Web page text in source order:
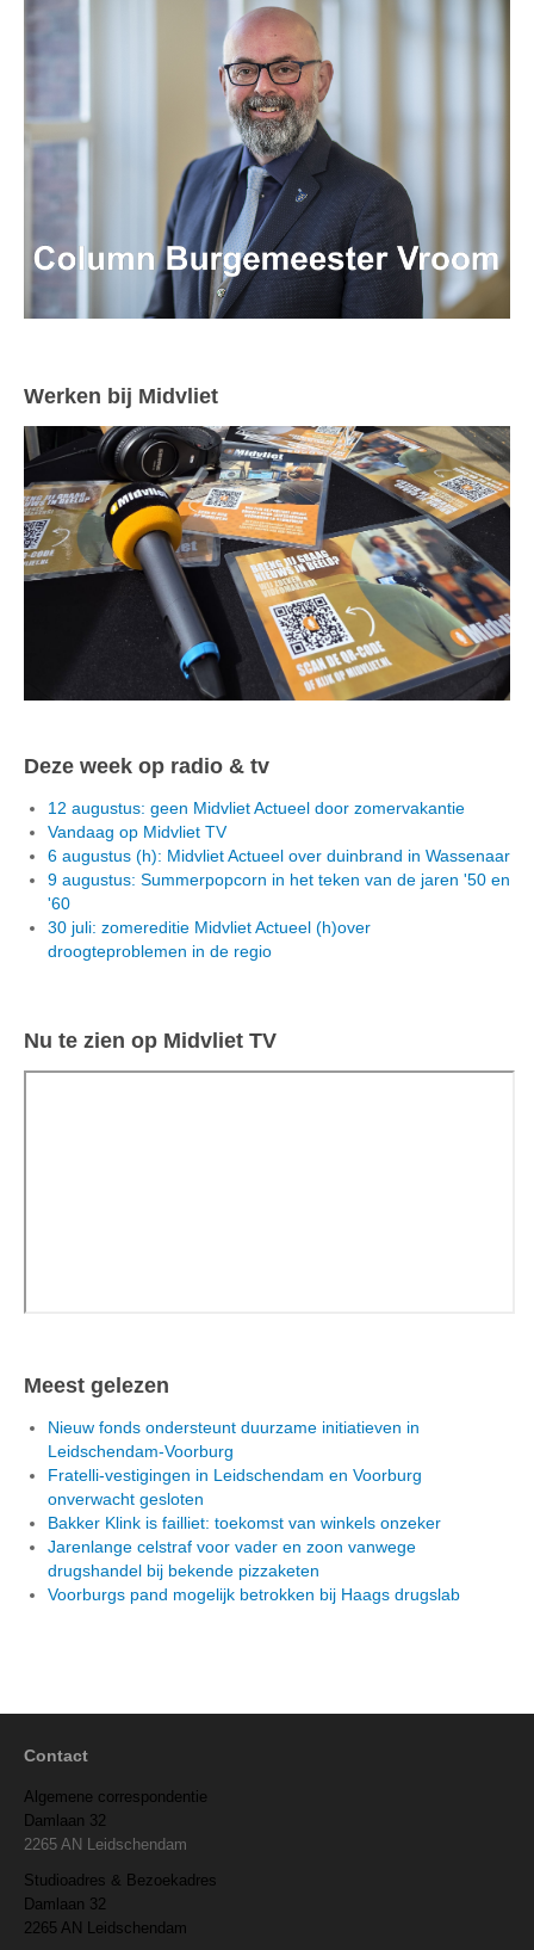
Werken bij Midvliet
Deze week op radio & tv
12 augustus: geen Midvliet Actueel door zomervakantie
Vandaag op Midvliet TV
6 augustus (h): Midvliet Actueel over duinbrand in Wassenaar
9 augustus: Summerpopcorn in het teken van de jaren '50 en
'60
30 juli: zomereditie Midvliet Actueel (h)over
droogteproblemen in de regio
Nu te zien op Midvliet TV
Meest gelezen
Nieuw fonds ondersteunt duurzame initiatieven in
Leidschendam-Voorburg
Fratelli-vestigingen in Leidschendam en Voorburg
onverwacht gesloten
Bakker Klink is failliet: toekomst van winkels onzeker
Jarenlange celstraf voor vader en zoon vanwege
drugshandel bij bekende pizzaketen
Voorburgs pand mogelijk betrokken bij Haags drugslab
Contact
Algemene correspondentie
Damlaan 32
2265 AN Leidschendam
Studioadres & Bezoekadres
Damlaan 32
2265 AN Leidschendam